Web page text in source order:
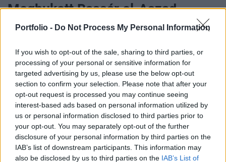
Portfolio - Do Not Process My Personal Information
If you wish to opt-out of the sale, sharing to third parties, or
processing of your personal or sensitive information for
targeted advertising by us, please use the below opt-out
section to confirm your selection. Please note that after your
opt-out request is processed you may continue seeing
interest-based ads based on personal information utilized by
us or personal information disclosed to third parties prior to
your opt-out. You may separately opt-out of the further
disclosure of your personal information by third parties on the
IAB’s list of downstream participants. This information may
also be disclosed by us to third parties on the IAB’s List of
Megbukott Bassár el-Aszad,
elfoglalták a lázadók Szíria
Portfolio
2024. december 08. 07:10
Nagyon úgy néz ki, hogy egy nap alatt elfoglalták
Damaszkuszt, Szíria fővárosát a lázadók, Bassár
el-Aszad szír elnök valószínűleg Libanon felé
menekül.